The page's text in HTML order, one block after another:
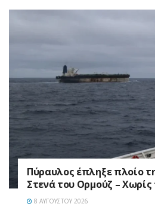
Πύραυλος έπληξε πλοίο
Στενά του Ορμούζ –
8 ΑΥΓΟΎΣΤΟΥ 2026